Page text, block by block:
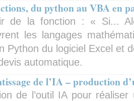
du python au VBA en
de la fonction : « Si...
les langages
Python du logiciel Excel et
automatique.
de l’IA – production
de l’outil IA pour